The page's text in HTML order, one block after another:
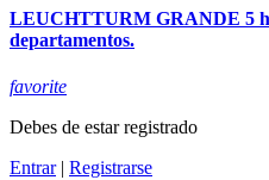
LEUCHTTURM GRANDE 5
departamentos.
favorite
Debes de estar registrado
Entrar| Registrarse